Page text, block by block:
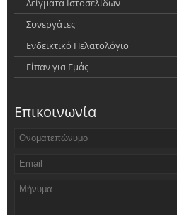
Δείγματα Ιστοσελίδων
Συνεργάτες
Ενδεικτικό Πελατολόγιο
Είπαν για Εμάς
Επικοινωνία